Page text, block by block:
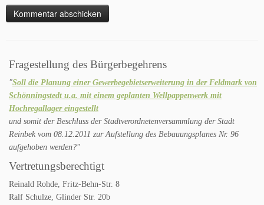
Fragestellung des Bürgerbegehrens
"Soll die Planung einer Gewerbegebietserweiterung in der Feldmark von
Schönningstedt u.a. mit einem geplanten Wellpappenwerk mit
Hochregallager eingestellt
und somit der Beschluss der Stadtverordnetenversammlung der Stadt
Reinbek vom 08.12.2011 zur Aufstellung des Bebauungsplanes Nr. 96
aufgehoben werden?"
Vertretungsberechtigt
Reinald Rohde, Fritz-Behn-Str. 8
Ralf Schulze, Glinder Str. 20b